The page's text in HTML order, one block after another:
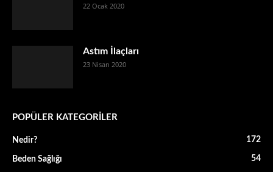
22 Ocak 2020
Astım İlaçları
23 Nisan 2020
POPÜLER KATEGORİLER
Nedir? 172
Beden Sağlığı 54